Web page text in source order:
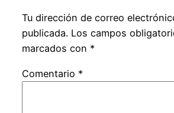
Tu dirección de correo
publicada. Los campos
marcados con *
Comentario *